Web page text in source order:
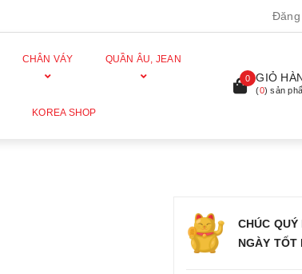
Đăng
CHÂN VÁY QUẦN ÂU, JEAN
KOREA SHOP
0 GIỎ
(0) sản
CHÚC
NGÀY TỐT